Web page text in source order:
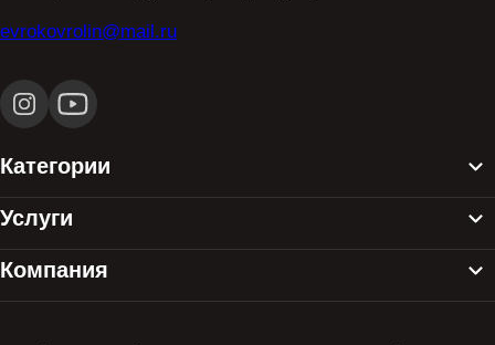
evrokovrolin@mail.ru
Категории
Услуги
Компания